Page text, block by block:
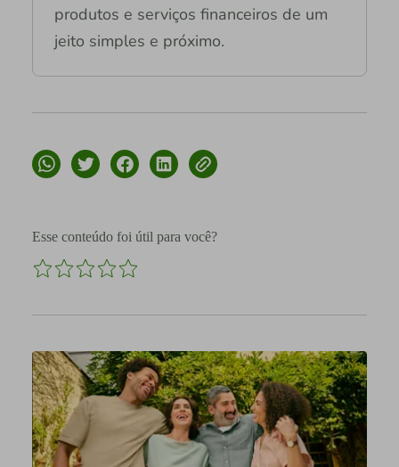
produtos e serviços financeiros de um
jeito simples e próximo.
Esse conteúdo foi útil para você?